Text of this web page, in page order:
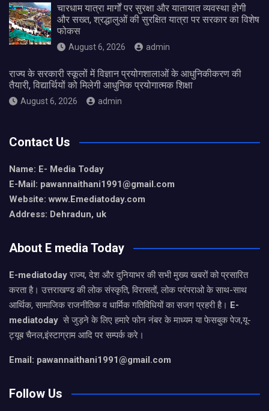
चारधाम यात्रा मार्गों पर सुरक्षा और यातायात व्यवस्था होगी
और सख्त, श्रद्धालुओं की सुरक्षित यात्रा पर सरकार का विशेष
फोकस
August 6, 2026 admin
राज्य के सरकारी स्कूलों में विज्ञान प्रयोगशालाओं के आधुनिकीकरण की
तैयारी, विद्यार्थियों को मिलेगी आधुनिक प्रयोगात्मक शिक्षा
August 6, 2026 admin
Contact Us
Name: E- Media Today
E-Mail: pawannaithani1991@gmail.com
Website: www.Emediatoday.com
Address: Dehradun, uk
About E media Today
E-mediatodayराज्य, देश और दुनियाभर की सभी मुख्य खबरों को प्रसारित
करता है। उत्तराखण्ड की लोक संस्कृति, विरासतों, लोक परंपराओ के साथ-साथ
आर्थिक, सामाजिक राजनीतिक व धार्मिक गतिविधियों का सजग प्रहरी है। E-
mediatoday से जुड़ने के लिए हमारे फोन नंबर के माध्यम या फेसबुक पेज,यू-
ट्यूब चैनल,इंस्टाग्राम आदि पर सम्पर्क करे।
Email: pawannaithani1991@gmail.com
Follow Us